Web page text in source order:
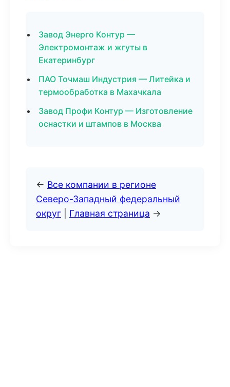
Завод Энерго Контур —
Электромонтаж и жгуты в
Екатеринбург
ПАО Точмаш Индустрия — Литейка и
термообработка в Махачкала
Завод Профи Контур — Изготовление
оснастки и штампов в Москва
← Все компании в регионе
Северо-Западный федеральный
округ
Главная страница →